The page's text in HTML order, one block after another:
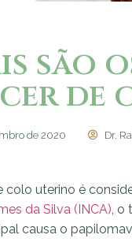
são
de
de 2020 Dr.
colo uterino é
da Silva (INCA), o
causa o